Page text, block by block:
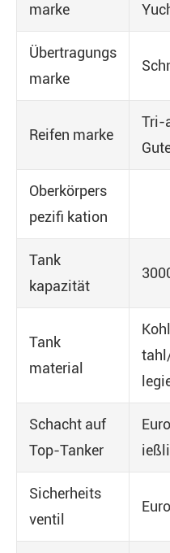
marke
Übertragungs
marke
Reifen marke
Tri-
Oberkörpers
pezifi kation
Tank
kapazität
Tank
material
Schacht auf
Top-Tanker
Sicherheits
ventil